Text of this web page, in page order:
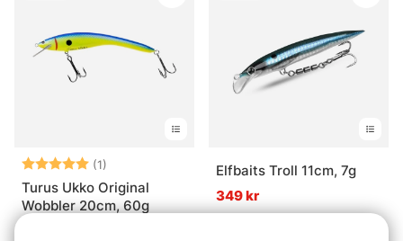
Betyg: (1)
5.0 utav 5 stjärnor
Turus Ukko Original
Wobbler 20cm, 60g
Elfbaits Troll 11cm, 7g
349 kr